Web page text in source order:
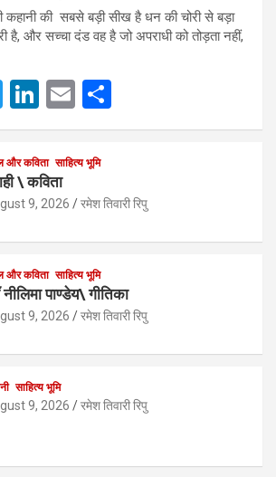
कहानी की सबसे बड़ी सीख है धन की चोरी से बड़ा
है, और सच्चा दंड वह है जो अपराधी को तोड़ता नहीं,
T
wi
tt
er
Li
n
ke
dI
n
E
m
ail
h
और कविता साहित्य भूमि
\ कविता
9, 2026 रमेश तिवारी रिपु
और कविता साहित्य भूमि
नीलिमा पाण्डेय\ गीतिका
9, 2026 रमेश तिवारी रिपु
साहित्य भूमि
9, 2026 रमेश तिवारी रिपु